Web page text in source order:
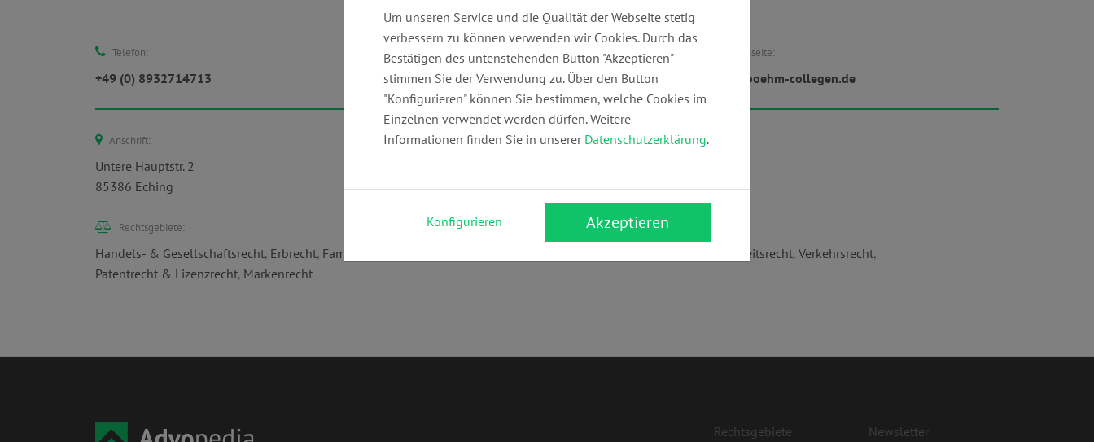
Telefon:
+49 (0) 8932714713
E-Mail:
boehm-collegen@t-online.de
Webseite:
www.boehm-collegen.de
Anschrift:
Untere Hauptstr. 2
85386 Eching
Rechtsgebiete:
Handels- & Gesellschaftsrecht, Erbrecht, Familienrecht Arbeitsrecht, Verkehrsrecht,
Patentrecht & Lizenzrecht, Markenrecht
Rechtsgebiete Newsletter
Um unseren Service und die Qualität der Webseite stetig
verbessern zu können verwenden wir Cookies. Durch das
Bestätigen des untenstehenden Button "Akzeptieren"
stimmen Sie der Verwendung zu. Über den Button
"Konfigurieren" können Sie bestimmen, welche Cookies im
Einzelnen verwendet werden dürfen. Weitere
Informationen finden Sie in unserer Datenschutzerklärung.
Konfigurieren Akzeptieren